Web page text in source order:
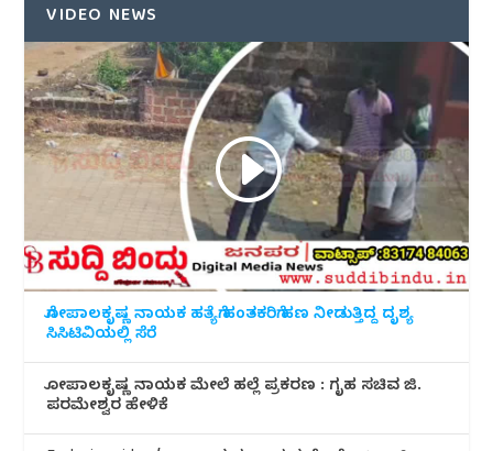
VIDEO NEWS
ಗೋಪಾಲಕೃಷ್ಣ ನಾಯಕ ಹತ್ಯೆಗೆ ಹಂತಕರಿಗೆ ಹಣ ನೀಡುತ್ತಿದ್ದ ದೃಶ್ಯ
ಸಿಸಿಟಿವಿಯಲ್ಲಿ ಸೆರೆ
ಗೋಪಾಲಕೃಷ್ಣ ನಾಯಕ ಮೇಲೆ ಹಲ್ಲೆ ಪ್ರಕರಣ : ಗೃಹ ಸಚಿವ ಜಿ.
ಪರಮೇಶ್ವರ ಹೇಳಿಕೆ